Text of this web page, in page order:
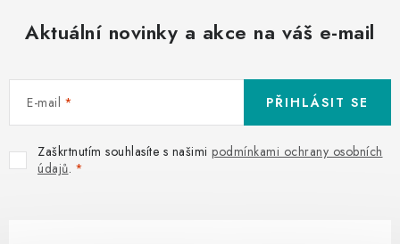
Aktuální novinky a akce na váš e-mail
E-mail
Zaškrtnutím souhlasíte s našimi podmínkami ochrany osobních
údajů.
PŘIHLÁSIT SE